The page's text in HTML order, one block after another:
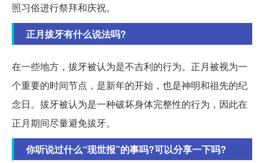
照习俗进行祭拜和庆祝。
正月拔牙有什么说法吗?
在一些地方，拔牙被认为是不吉利的行为。正月被视为一
个重要的时间节点，是新年的开始，也是神明和祖先的纪
念日。拔牙被认为是一种破坏身体完整性的行为，因此在
正月期间尽量避免拔牙。
你听说过什么“现世报”的事吗?可以分享一下吗?